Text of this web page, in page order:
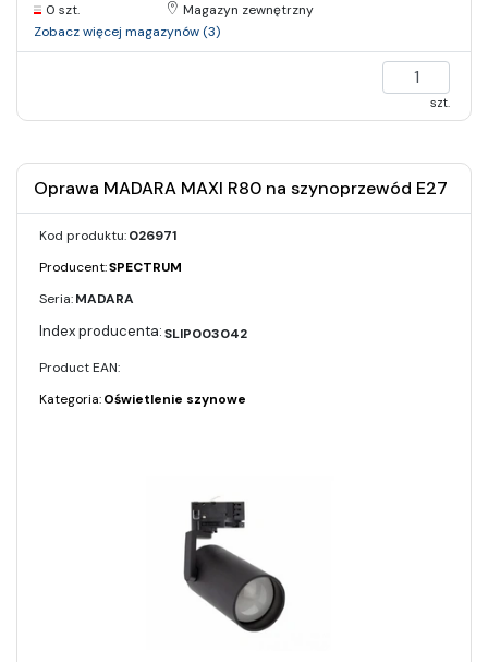
0 szt.
Magazyn zewnętrzny
Zobacz więcej magazynów (3)
szt.
Oprawa MADARA MAXI R80 na szynoprzewód E27
Kod produktu:026971
Producent:SPECTRUM
Seria:MADARA
SLIP003042
Product EAN:
Kategoria:Oświetlenie szynowe